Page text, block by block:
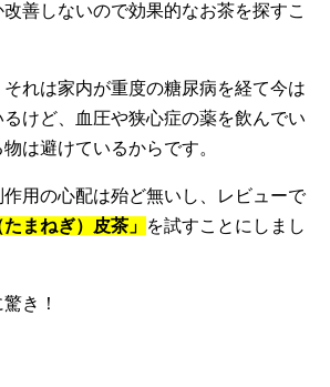
善しないので効果的なお茶を探すこ
れは家内が重度の糖尿病を経て今は
けど、血圧や狭心症の薬を飲んでい
は避けているからです。
用の心配は殆ど無いし、レビューで
たまねぎ）皮茶」 を試すことにしまし
き！